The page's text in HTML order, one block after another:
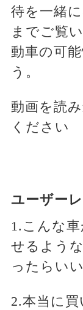
待を一緒
までご覧
動車の可
う。
動画を読
ください
ユーザー
1.こんな
せるよう
ったらい
2.本当に